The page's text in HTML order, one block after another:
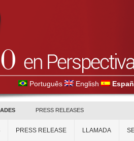
Português English
PRESS RELEASES
PRESS RELEASE LLAMADA